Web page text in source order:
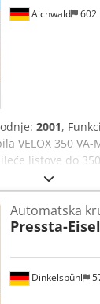
Aichwald 602
2001,
VELOX 350
listove do
120 mm
mm
•
sa
• Hidro-
stezni uređaj
• Integrirani
Brzina
Dinkelsbühl
Automatska
Pressta-